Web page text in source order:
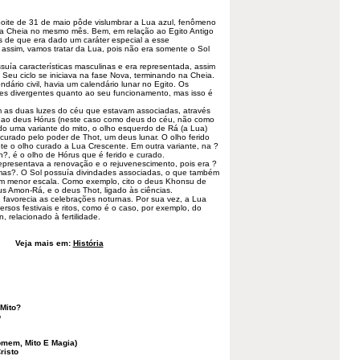
de 31 de maio pôde vislumbrar a Lua azul, fenômeno
Cheia no mesmo mês. Bem, em relação ao Egito Antigo
de que era dado um caráter especial a esse
vamos tratar da Lua, pois não era somente o Sol
características masculinas e era representada, assim
ciclo se iniciava na fase Nova, terminando na Cheia.
civil, havia um calendário lunar no Egito. Os
divergentes quanto ao seu funcionamento, mas isso é
as duas luzes do céu que estavam associadas, através
deus Hórus (neste caso como deus do céu, não como
uma variante do mito, o olho esquerdo de Rá (a Lua)
pelo poder de Thot, um deus lunar. O olho ferido
o olho curado a Lua Crescente. Em outra variante, na ?
é o olho de Hórus que é ferido e curado.
a renovação e o rejuvenescimento, pois era ?
O Sol possuía divindades associadas, o que também
menor escala. Como exemplo, cito o deus Khonsu de
Amon-Rá, e o deus Thot, ligado às ciências.
as celebrações noturnas. Por sua vez, a Lua
festivais e ritos, como é o caso, por exemplo, do
relacionado à fertilidade.
Veja mais em: História
Mito E Magia)